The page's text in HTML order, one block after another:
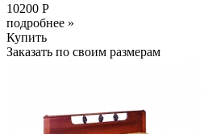
10200 Р
подробнее »
Купить
Заказать по своим размерам